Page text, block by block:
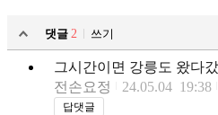
댓글 2
쓰기
그시간이면 강릉도 왔다
전손요정
24.05.04 19:38
답댓글